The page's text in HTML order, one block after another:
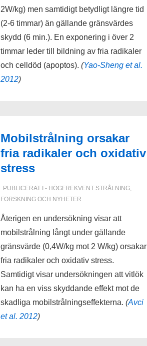
2W/kg) men samtidigt betydligt längre tid
(2-6 timmar) än gällande gränsvärdes
skydd (6 min.). En exponering i över 2
timmar leder till bildning av fria radikaler
och celldöd (apoptos). (Yao-Sheng et al.
2012)
Mobilstrålning orsakar
fria radikaler och oxidativ
stress
PUBLICERAT I - HÖGFREKVENT STRÅLNING,
FORSKNING OCH NYHETER
Återigen en undersökning visar att
mobilstrålning långt under gällande
gränsvärde (0,4W/kg mot 2 W/kg) orsakar
fria radikaler och oxidativ stress.
Samtidigt visar undersökningen att vitlök
kan ha en viss skyddande effekt mot de
skadliga mobilstrålningseffekterna. (Avci
et al. 2012)